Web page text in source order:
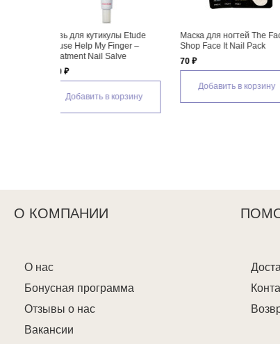
Бальзам для ногтей Tony
Moly Simply Style Nail
Добавить в корзину
Масло для кутикулы Tony
Moly Tony Nail Basic B05
О КОМПАНИИ
О нас
Бонусная программа
Отзывы о нас
Вакансии